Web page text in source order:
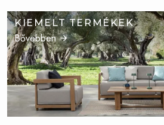
KIEMELT TERMÉKEK
Bővebben